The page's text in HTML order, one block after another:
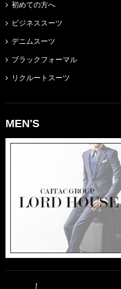
初めての方へ
ビジネススーツ
デニムスーツ
ブラックフォーマル
リクルートスーツ
MEN'S